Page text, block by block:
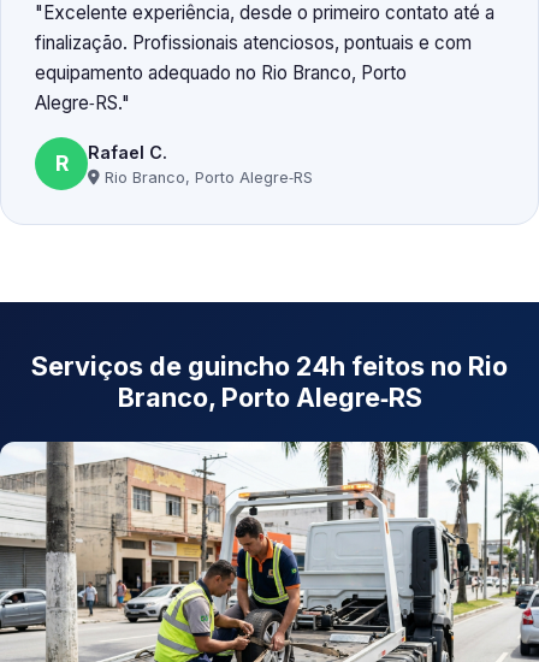
Excelente experiência, desde o primeiro contato até a
finalização. Profissionais atenciosos, pontuais e com
equipamento adequado no Rio Branco, Porto
Alegre‑RS.
R Rafael C.
Rio Branco, Porto Alegre‑RS
Serviços de guincho 24h feitos no Rio
Branco, Porto Alegre‑RS